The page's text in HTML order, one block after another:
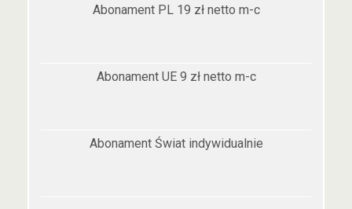
Abonament PL 19 zł netto m-c
Abonament UE 9 zł netto m-c
Abonament Świat indywidualnie